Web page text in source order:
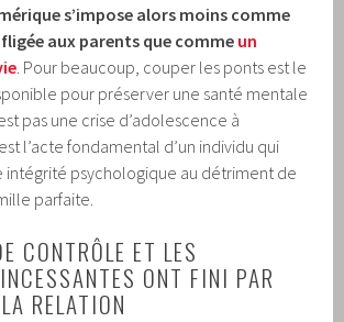
s’impose alors moins comme
aux parents que comme un
. Pour beaucoup, couper les ponts est le
pour préserver une santé mentale
pas une crise d’adolescence à
l’acte fondamental d’un individu qui
intégrité psychologique au détriment de
parfaite.
CONTRÔLE ET LES
ONT FINI PAR
RELATION